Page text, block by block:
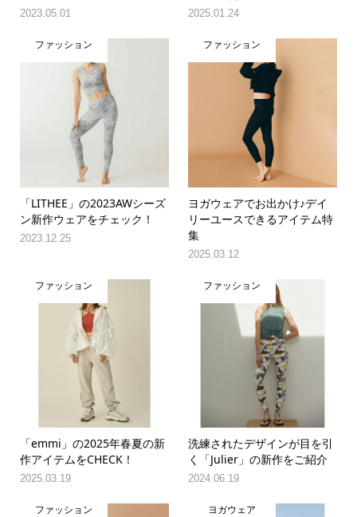
2023.05.01 2025.01.24
ファッション
「LITHEE」の2023AWシーズ
ン新作ウェアをチェック！
2023.12.25
ファッション
ヨガウェアでお出かけ♪デイ
リーユースできるアイテム特
集
2025.03.12
ファッション
「emmi」の2025年春夏の新
作アイテムをCHECK！
2025.03.19
ファッション
洗練されたデザインが目を引
く「Julier」の新作をご紹介
2024.06.19
ファッション ヨガウェア